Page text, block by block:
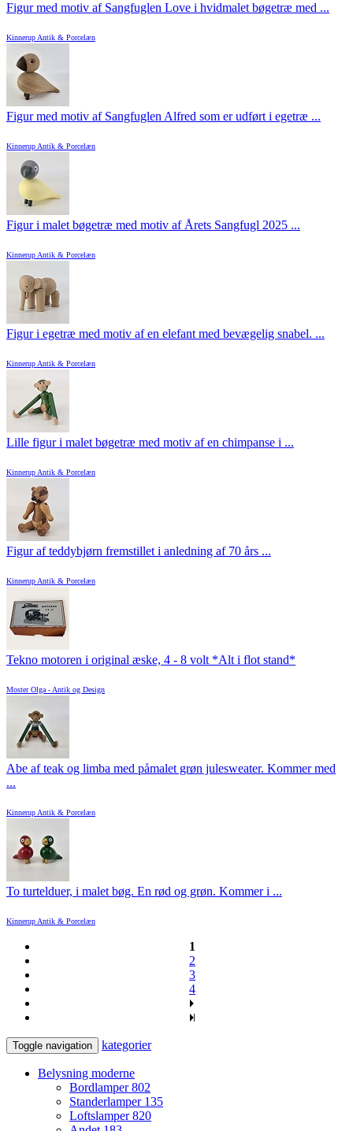
Figur med motiv af Sangfuglen Love i hvidmalet bøgetræ med ...
Kinnerup Antik & Porcelæn
Figur med motiv af Sangfuglen Alfred som er udført i egetræ ...
Kinnerup Antik & Porcelæn
Figur i malet bøgetræ med motiv af Årets Sangfugl 2025 ...
Kinnerup Antik & Porcelæn
Figur i egetræ med motiv af en elefant med bevægelig snabel. ...
Kinnerup Antik & Porcelæn
Lille figur i malet bøgetræ med motiv af en chimpanse i ...
Kinnerup Antik & Porcelæn
Figur af teddybjørn fremstillet i anledning af 70 års ...
Kinnerup Antik & Porcelæn
Tekno motoren i original æske, 4 - 8 volt *Alt i flot stand*
Moster Olga - Antik og Design
Abe af teak og limba med påmalet grøn julesweater. Kommer med
...
Kinnerup Antik & Porcelæn
To turtelduer, i malet bøg. En rød og grøn. Kommer i ...
Kinnerup Antik & Porcelæn
1
2
3
4
Toggle navigation kategorier
Belysning moderne
Bordlamper802
Standerlamper 135
Loftslamper820